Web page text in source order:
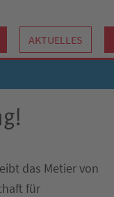
AKTUELLES
das Metier von
für